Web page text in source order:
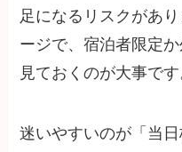
足になるリスクがあ
ージで、宿泊者限定
見ておくのが大事です
迷いやすいのが「当